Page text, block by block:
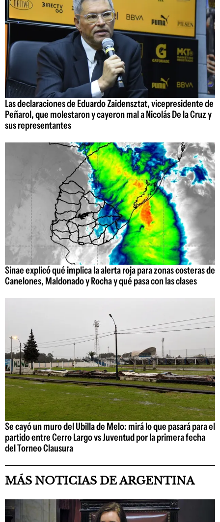
Las declaraciones de Eduardo Zaidensztat, vicepresidente de
Peñarol, que molestaron y cayeron mal a Nicolás De la Cruz y
sus representantes
Sinae explicó qué implica la alerta roja para zonas costeras de
Canelones, Maldonado y Rocha y qué pasa con las clases
Se cayó un muro del Ubilla de Melo: mirá lo que pasará para el
partido entre Cerro Largo vs Juventud por la primera fecha
del Torneo Clausura
MÁS NOTICIAS DE ARGENTINA